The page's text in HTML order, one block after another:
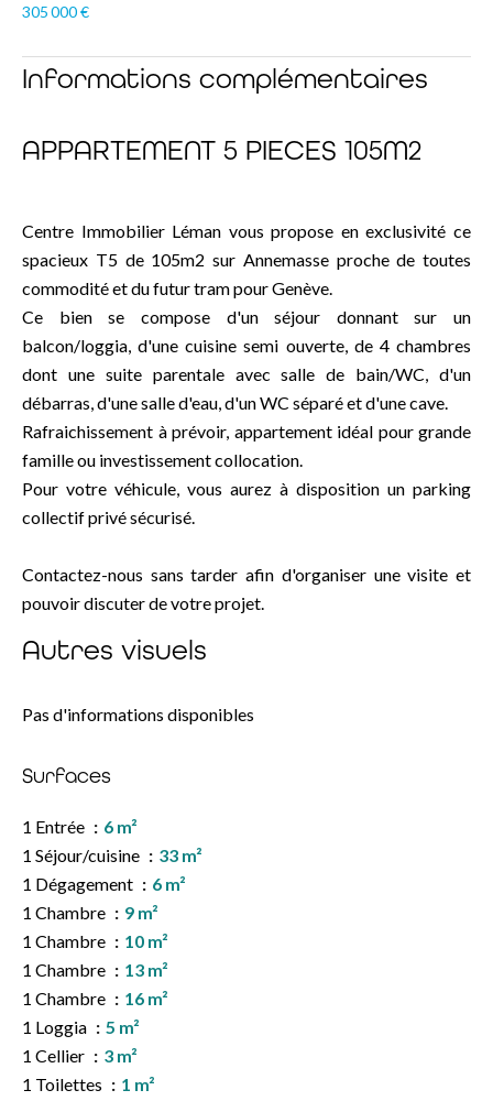
305 000 €
Informations complémentaires
APPARTEMENT 5 PIECES 105M2
Centre Immobilier Léman vous propose en exclusivité ce
spacieux T5 de 105m2 sur Annemasse proche de toutes
commodité et du futur tram pour Genève.
Ce bien se compose d'un séjour donnant sur un
balcon/loggia, d'une cuisine semi ouverte, de 4 chambres
dont une suite parentale avec salle de bain/WC, d'un
débarras, d'une salle d'eau, d'un WC séparé et d'une cave.
Rafraichissement à prévoir, appartement idéal pour grande
famille ou investissement collocation.
Pour votre véhicule, vous aurez à disposition un parking
collectif privé sécurisé.
Contactez-nous sans tarder afin d'organiser une visite et
pouvoir discuter de votre projet.
Autres visuels
Pas d'informations disponibles
Surfaces
1 Entrée
6 m²
1 Séjour/cuisine
33 m²
1 Dégagement
6 m²
1 Chambre
9 m²
1 Chambre
10 m²
1 Chambre
13 m²
1 Chambre
16 m²
1 Loggia
5 m²
1 Cellier
3 m²
1 Toilettes
1 m²